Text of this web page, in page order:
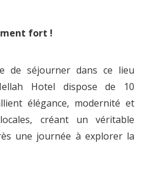
fort !
de séjourner dans ce lieu
Hotel dispose de 10
élégance, modernité et
créant un véritable
une journée à explorer la